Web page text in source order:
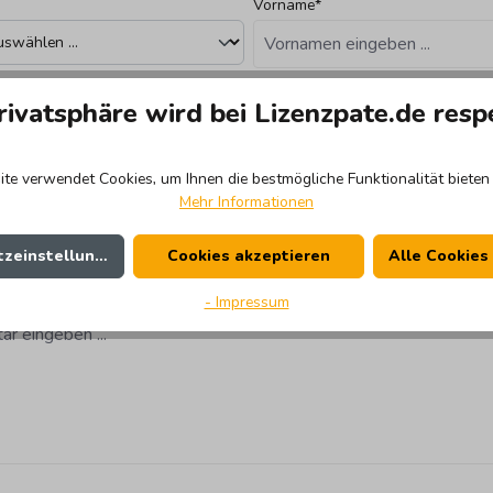
Vorname*
wird bei Lizenzpate.de
verwendet Cookies, um Ihnen die bestmögliche Funktionalität bieten
Mehr Informationen
Cookies akzeptieren Alle
- Impressum